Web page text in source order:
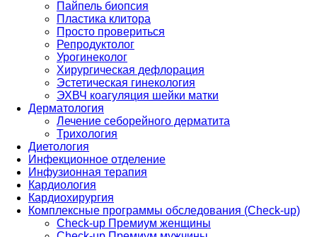
Пайпель биопсия
Пластика клитора
Просто провериться
Репродуктолог
Урогинеколог
Хирургическая дефлорация
Эстетическая гинекология
ЭХВЧ коагуляция шейки матки
Дерматология
Лечение себорейного дерматита
Трихология
Диетология
Инфекционное отделение
Инфузионная терапия
Кардиология
Кардиохирургия
Комплексные программы обследования (Check-up)
Check-up Премиум женщины